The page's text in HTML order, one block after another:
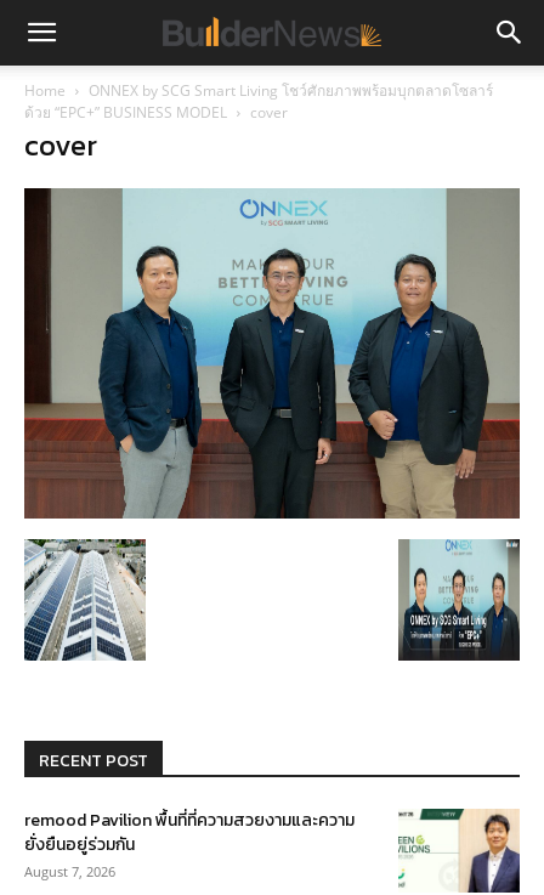
Home
ONNEX by SCG Smart Living โชว์ศักยภาพพร้อมบุกตลาดโซลาร์
ด้วย “EPC+” BUSINESS MODEL
cover
cover
RECENT POST
remood Pavilion พื้นที่ที่ความสวยงามและความ
ยั่งยืนอยู่ร่วมกัน
August 7, 2026